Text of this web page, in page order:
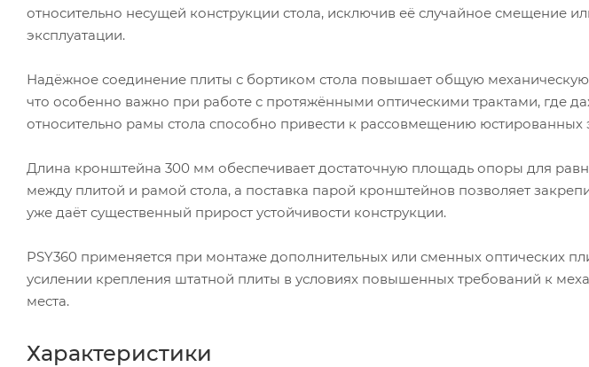
относительно несущей конструкции стола, исключив её случайное смещение
эксплуатации.
Надёжное соединение плиты с бортиком стола повышает общую механическую
что особенно важно при работе с протяжёнными оптическими трактами, где
относительно рамы стола способно привести к рассовмещению юстированных
Длина кронштейна 300 мм обеспечивает достаточную площадь опоры для
между плитой и рамой стола, а поставка парой кронштейнов позволяет
уже даёт существенный прирост устойчивости конструкции.
PSY360 применяется при монтаже дополнительных или сменных оптических
усилении крепления штатной плиты в условиях повышенных требований к
места.
Характеристики